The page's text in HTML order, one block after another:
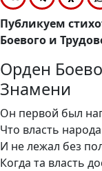
Публикуем
Боевого и
Орден
Знамени
Он первой был
Что власть
И не лежал без
Когда та власть